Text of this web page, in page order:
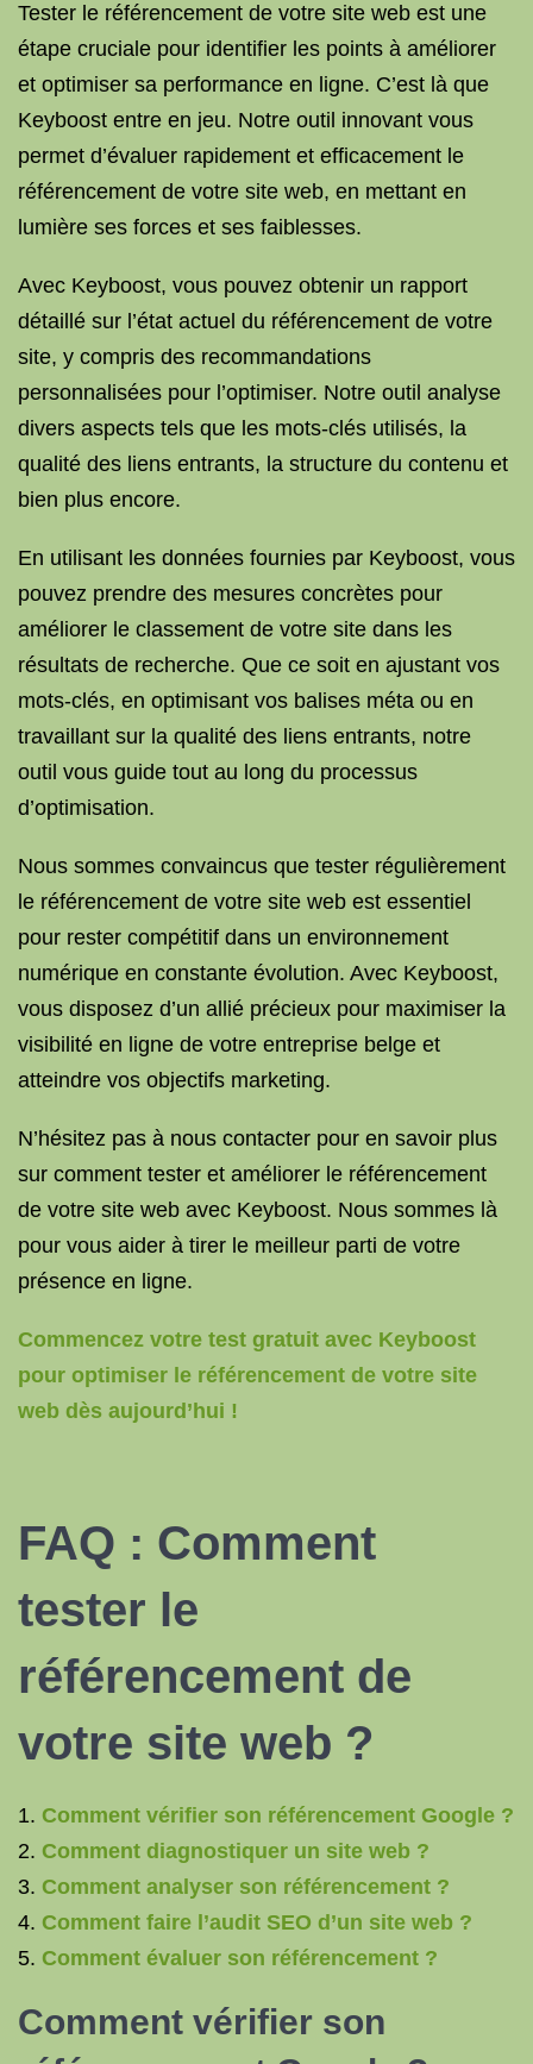
Tester le référencement de votre site web est une
étape cruciale pour identifier les points à améliorer
et optimiser sa performance en ligne. C’est là que
Keyboost entre en jeu. Notre outil innovant vous
permet d’évaluer rapidement et efficacement le
référencement de votre site web, en mettant en
lumière ses forces et ses faiblesses.
Avec Keyboost, vous pouvez obtenir un rapport
détaillé sur l’état actuel du référencement de votre
site, y compris des recommandations
personnalisées pour l’optimiser. Notre outil analyse
divers aspects tels que les mots-clés utilisés, la
qualité des liens entrants, la structure du contenu et
bien plus encore.
En utilisant les données fournies par Keyboost, vous
pouvez prendre des mesures concrètes pour
améliorer le classement de votre site dans les
résultats de recherche. Que ce soit en ajustant vos
mots-clés, en optimisant vos balises méta ou en
travaillant sur la qualité des liens entrants, notre
outil vous guide tout au long du processus
d’optimisation.
Nous sommes convaincus que tester régulièrement
le référencement de votre site web est essentiel
pour rester compétitif dans un environnement
numérique en constante évolution. Avec Keyboost,
vous disposez d’un allié précieux pour maximiser la
visibilité en ligne de votre entreprise belge et
atteindre vos objectifs marketing.
N’hésitez pas à nous contacter pour en savoir plus
sur comment tester et améliorer le référencement
de votre site web avec Keyboost. Nous sommes là
pour vous aider à tirer le meilleur parti de votre
présence en ligne.
Commencez votre test gratuit avec Keyboost
pour optimiser le référencement de votre site
web dès aujourd’hui !
FAQ : Comment
tester le
référencement de
votre site web ?
Comment vérifier son référencement Google ?
Comment diagnostiquer un site web ?
Comment analyser son référencement ?
Comment faire l’audit SEO d’un site web ?
Comment évaluer son référencement ?
Comment vérifier son